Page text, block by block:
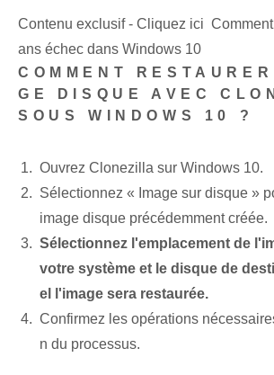
Contenu exclusif - Cliquez ici
ans échec dans Windows 10
COMMENT
GE DISQUE AVEC
SOUS WINDOWS 10 ?
Ouvrez Clonezilla sur Windows 10.
Sélectionnez « Image sur disque »
image disque précédemment créée.
Sélectionnez l'emplacement de
votre système et le disque de
el l'image sera restaurée.
Confirmez les opérations
n du processus.